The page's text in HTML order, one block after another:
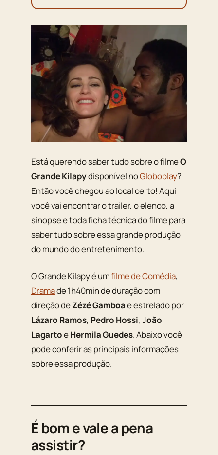
Está querendo saber tudo sobre o filmeO
Grande Kilapydisponível noGloboplay?
Então você chegou ao local certo! Aqui
você vai encontrar o trailer, o elenco, a
sinopse e toda ficha técnica do filme para
saber tudo sobre essa grande produção
do mundo do entretenimento.
O Grande Kilapy é umfilme de Comédia,
Dramade 1h40min de duração com
direção deZézé Gamboae estrelado por
Lázaro Ramos, Pedro Hossi, João
LagartoeHermila Guedes. Abaixo você
pode conferir as principais informações
sobre essa produção.
É bom e vale a pena
assistir?